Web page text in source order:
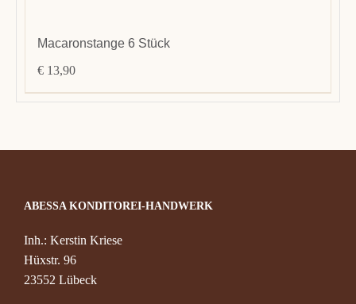
Macaronstange 6 Stück
€ 13,90
ABESSA KONDITOREI-HANDWERK
Inh.: Kerstin Kriese
Hüxstr. 96
23552 Lübeck